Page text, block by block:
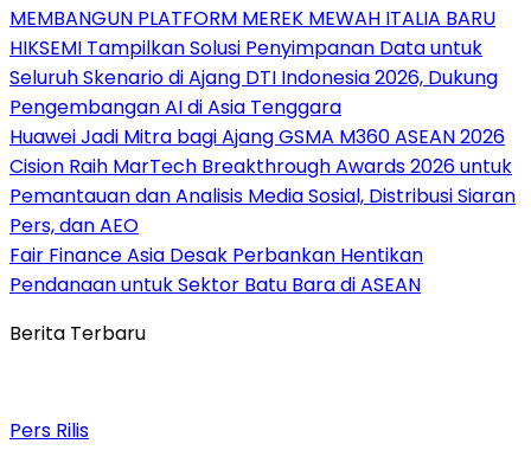
MEMBANGUN PLATFORM MEREK MEWAH ITALIA BARU
HIKSEMI Tampilkan Solusi Penyimpanan Data untuk
Seluruh Skenario di Ajang DTI Indonesia 2026, Dukung
Pengembangan AI di Asia Tenggara
Huawei Jadi Mitra bagi Ajang GSMA M360 ASEAN 2026
Cision Raih MarTech Breakthrough Awards 2026 untuk
Pemantauan dan Analisis Media Sosial, Distribusi Siaran
Pers, dan AEO
Fair Finance Asia Desak Perbankan Hentikan
Pendanaan untuk Sektor Batu Bara di ASEAN
Berita Terbaru
Pers Rilis